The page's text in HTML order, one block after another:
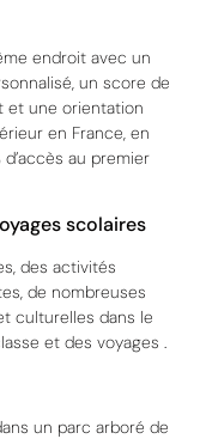
endroit avec un
un score de
et une orientation
en France, en
au premier
scolaires
des activités
de nombreuses
culturelles dans le
et des voyages .
un parc arboré de